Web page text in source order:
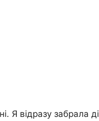
Я відразу забрала